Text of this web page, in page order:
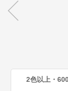
2色以上・